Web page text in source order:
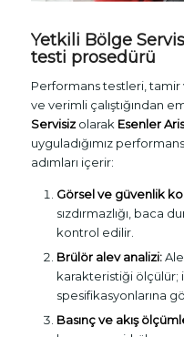
Yetkili Bölge
testi prosedürü
Performans testleri, tamir
ve verimli çalıştığından
Servisizolarak Esenler
uyguladığımız
adımları içerir:
Görsel ve güvenlik
sızdırmazlığı, baca
kontrol edilir.
Brülör alev analizi:
karakteristiği
spesifikasyonlarına
Basınç ve akış